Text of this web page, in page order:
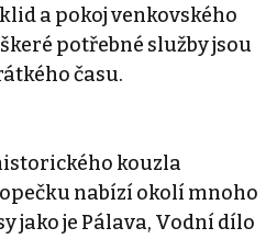
a pokoj venkovského
potřebné služby jsou
času.
kouzla
nabízí okolí mnoho
jako je Pálava, Vodní dílo